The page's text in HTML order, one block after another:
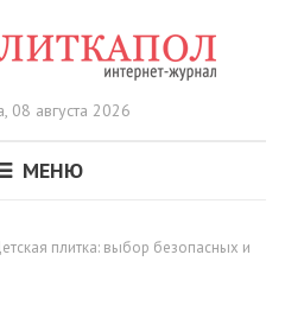
08 августа 2026
МЕНЮ
плитка: выбор безопасных и